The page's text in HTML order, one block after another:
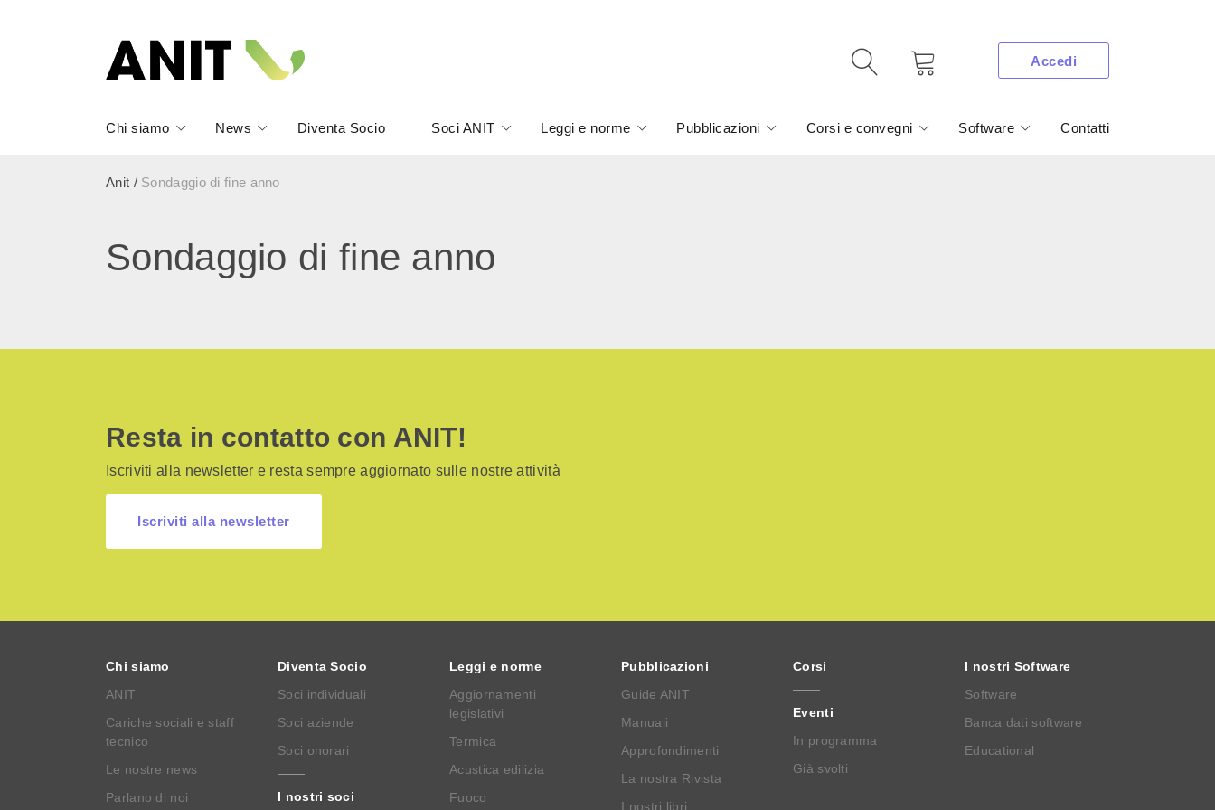
Accedi
Chi siamo News Diventa Socio Soci ANIT Leggi e norme Pubblicazioni Corsi e convegni Software Contatti
Anit / Sondaggio di fine anno
Sondaggio di fine anno
Resta in contatto con ANIT!
Iscriviti alla newsletter e resta sempre aggiornato sulle nostre attività
Iscriviti alla newsletter
Chi siamo
ANIT
Cariche sociali e staff
tecnico
Le nostre news
Parlano di noi
Diventa Socio
Soci individuali
Soci aziende
Soci onorari
I nostri soci
Leggi e norme
Aggiornamenti
legislativi
Termica
Acustica edilizia
Fuoco
Pubblicazioni
Guide ANIT
Manuali
Approfondimenti
La nostra Rivista
I nostri libri
Corsi
Eventi
In programma
Già svolti
I nostri Software
Software
Banca dati software
Educational